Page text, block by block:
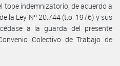
tope indemnizatorio, de acuerdo a
la Ley Nº 20.744 (t.o. 1976) y sus
a la guarda del presente
Colectivo de Trabajo de